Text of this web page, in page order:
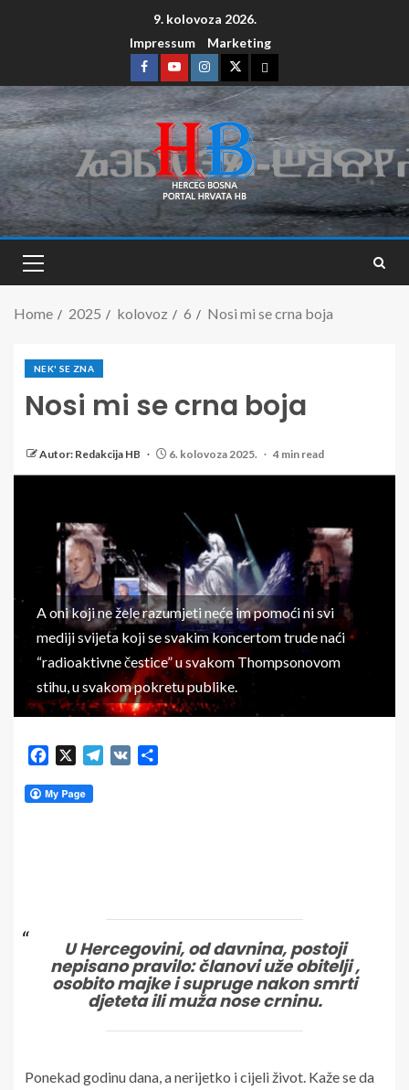
9. kolovoza 2026.
Impressum
Marketing
Home 2025 kolovoz 6 Nosi mi se crna boja
NEK' SE ZNA
Nosi mi se crna boja
Autor: Redakcija HB 6. kolovoza 2025. 4 min read
A oni koji ne žele razumjeti neće im pomoći ni svi
mediji svijeta koji se svakim koncertom trude naći
“radioaktivne čestice” u svakom Thompsonovom
stihu, u svakom pokretu publike.
Facebook Telegram
VK
U Hercegovini, od davnina, postoji
nepisano pravilo: članovi uže obitelji ,
osobito majke i supruge nakon smrti
djeteta ili muža nose crninu.
Ponekad godinu dana, a nerijetko i cijeli život. Kaže se da